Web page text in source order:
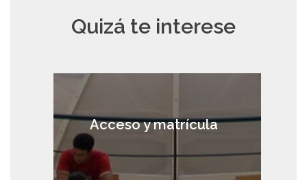
Quizá te interese
Acceso y matrícula